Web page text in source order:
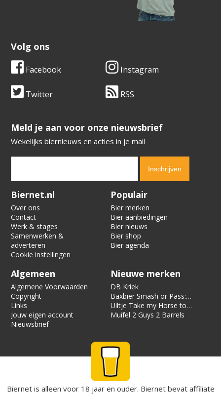
Volg ons
Facebook Instagram
Twitter RSS
​​​​​​​Meld je aan voor onze nieuwsbrief
Wekelijks biernieuws en acties in je mail
Verification code:
Biernet.nl
Over ons
Contact
Werk & stages
Samenwerken &
adverteren
Cookie instellingen
Populair
Bier merken
Bier aanbiedingen
Bier nieuws
Bier shop
Bier agenda
Algemeen
Algemene Voorwaarden
Copyright
Links
Jouw eigen account
Nieuwsbrief
Nieuwe merken
DB Kriek
Baxbier Smash or Pass:
Strata
Uiltje Take my Horse to
the Hotel Room
Muifel 2 Guys 2 Barrels
Biernet is alleen voor 18 jaar en ouder. Biernet bevat affiliate